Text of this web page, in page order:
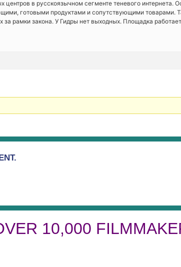
центров в русскоязычном сегменте теневого
готовыми продуктами и сопутствующими товарами.
рамки закона. У Гидры нет выходных. Площадка
10,000